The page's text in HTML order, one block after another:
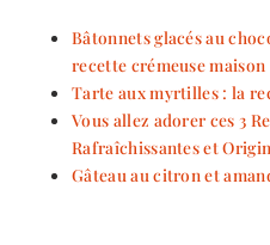
Bâtonnets glacés au
recette crémeuse maison
Tarte aux myrtilles : la
Vous allez adorer ces 3
Rafraîchissantes et
Gâteau au citron et